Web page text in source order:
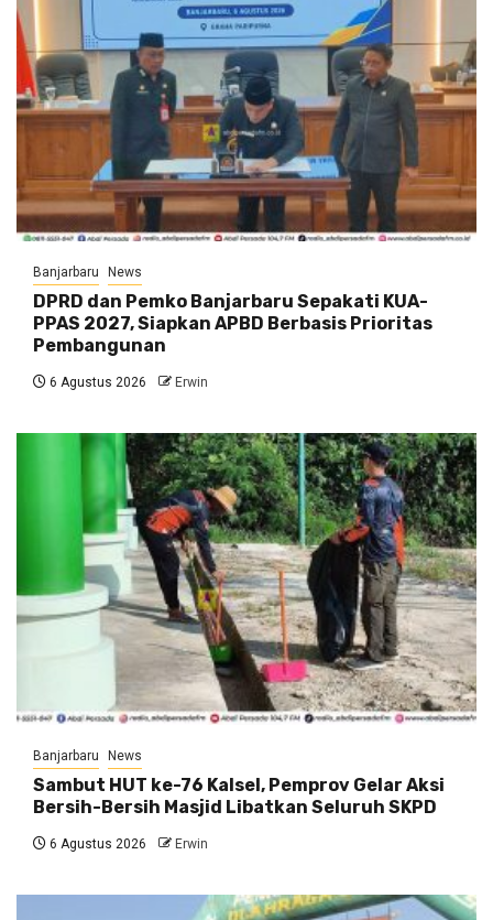
Banjarbaru News
DPRD dan Pemko Banjarbaru Sepakati KUA-
PPAS 2027, Siapkan APBD Berbasis Prioritas
Pembangunan
6 Agustus 2026 Erwin
Banjarbaru News
Sambut HUT ke-76 Kalsel, Pemprov Gelar Aksi
Bersih-Bersih Masjid Libatkan Seluruh SKPD
6 Agustus 2026 Erwin